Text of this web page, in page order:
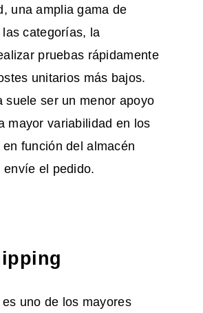
una amplia gama de
categorías, la
pruebas rápidamente
unitarios más bajos.
suele ser un menor apoyo
mayor variabilidad en los
función del almacén
el pedido.
es uno de los mayores